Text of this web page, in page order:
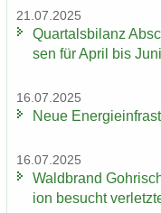
21.07.2025
Quar­tals­bi­lanz
sen für April bis
16.07.2025
Neue
16.07.2025
Wald­brand
i­on be­sucht